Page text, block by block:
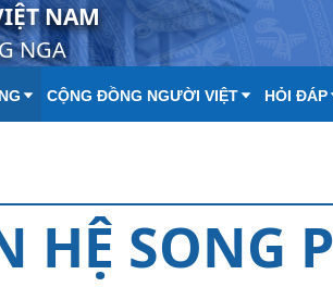
NAM
NGA
CỘNG ĐỒNG NGƯỜI VIỆT HỎI ĐÁP
HỆ SONG